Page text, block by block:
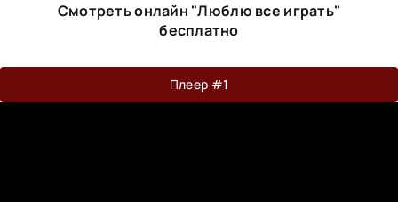
Смотреть онлайн "Люблю все играть"
бесплатно
Плеер #1